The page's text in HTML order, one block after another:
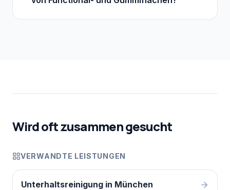
Wird oft zusammen gesucht
VERWANDTE LEISTUNGEN
Unterhaltsreinigung in München